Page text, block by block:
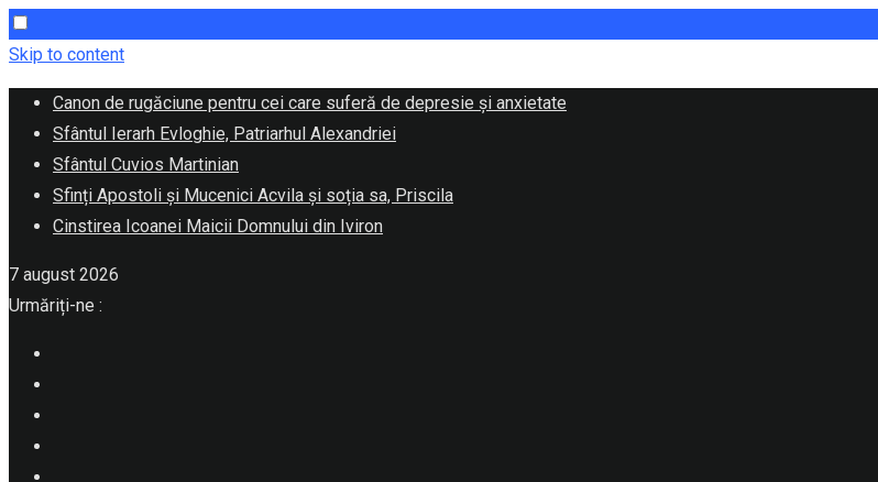
Skip to content
Canon de rugăciune pentru cei care suferă de depresie și anxietate
Sfântul Ierarh Evloghie, Patriarhul Alexandriei
Sfântul Cuvios Martinian
Sfinți Apostoli și Mucenici Acvila și soția sa, Priscila
Cinstirea Icoanei Maicii Domnului din Iviron
7 august 2026
Urmăriți-ne :